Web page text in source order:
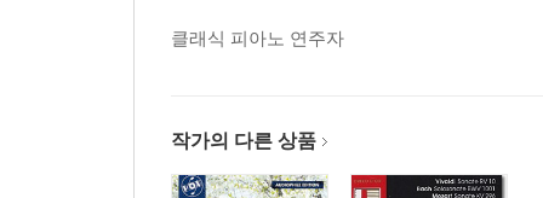
클래식 피아노 연주자
작가의 다른 상품